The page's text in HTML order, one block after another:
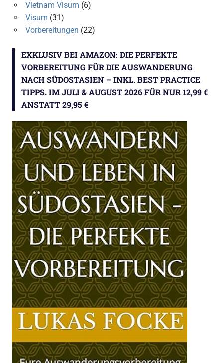
Vietnam Visum (6)
Visum (31)
Vorbereitungen (22)
EXKLUSIV BEI AMAZON: DIE PERFEKTE
VORBEREITUNG FÜR DIE AUSWANDERUNG
NACH SÜDOSTASIEN – INKL. BEST PRACTICE
TIPPS. IM JULI & AUGUST 2026 FÜR NUR 12,99 €
ANSTATT 29,95 €